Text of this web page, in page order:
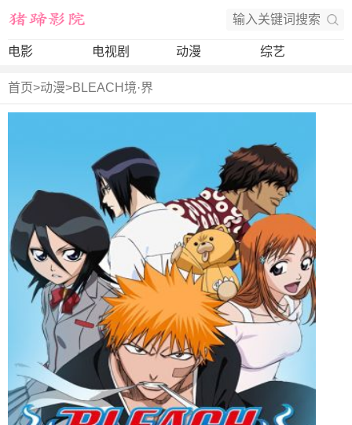
电影 电视剧 动漫 综艺
首页>动漫>BLEACH境·界